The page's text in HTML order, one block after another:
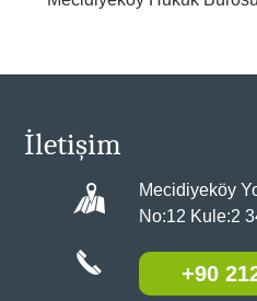
İletişim
Mecidiyeköy
No:12 Kule:2
+90